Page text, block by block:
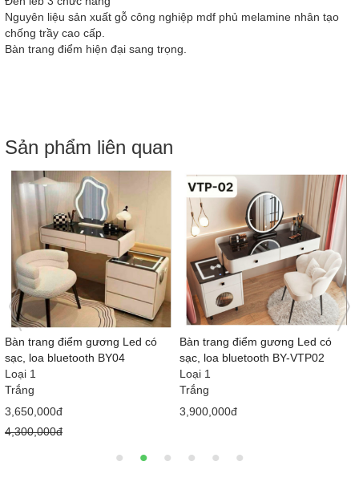
Nguyên liệu sản xuất gỗ công nghiệp mdf phủ melamine nhân tạo
chống trầy cao cấp.
Bàn trang điểm hiện đại sang trọng.
Sản phẩm liên quan
Bàn trang điểm gương Led có
sạc, loa bluetooth BY04
Loại 1
Trắng
3,650,000đ
4,300,000đ
Bàn trang điểm gương Led có
sạc, loa bluetooth BY-VTP02
Loại 1
Trắng
3,900,000đ